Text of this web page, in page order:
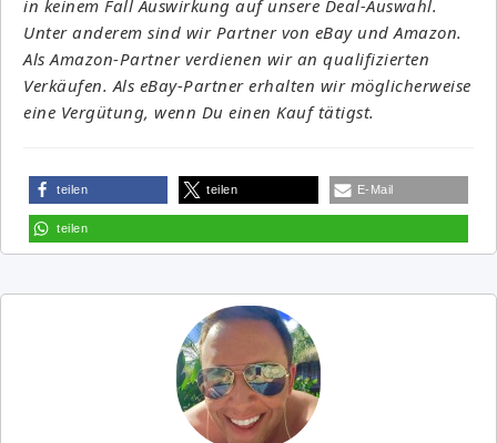
in keinem Fall Auswirkung auf unsere Deal-Auswahl.
Unter anderem sind wir Partner von eBay und Amazon.
Als Amazon-Partner verdienen wir an qualifizierten
Verkäufen. Als eBay-Partner erhalten wir möglicherweise
eine Vergütung, wenn Du einen Kauf tätigst.
teilen teilen E-Mail
teilen